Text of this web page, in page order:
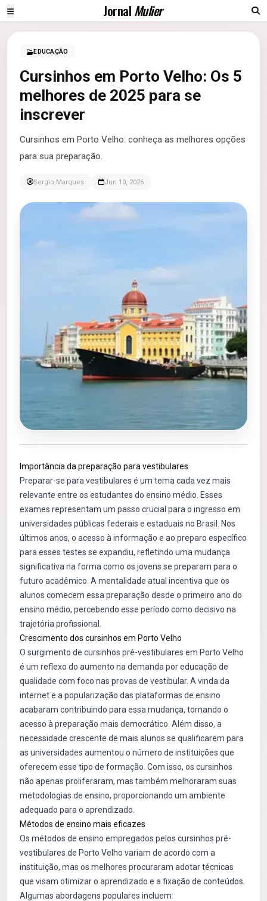
JornalMulier
EDUCAÇÃO
Cursinhos em Porto Velho: Os 5
melhores de 2025 para se
inscrever
Cursinhos em Porto Velho: conheça as melhores opções
para sua preparação.
Sergio Marques Jun 10, 2026
Importância da preparação para vestibulares
Preparar-se para vestibulares é um tema cada vez mais
relevante entre os estudantes do ensino médio. Esses
exames representam um passo crucial para o ingresso em
universidades públicas federais e estaduais no Brasil. Nos
últimos anos, o acesso à informação e ao preparo específico
para esses testes se expandiu, refletindo uma mudança
significativa na forma como os jovens se preparam para o
futuro acadêmico. A mentalidade atual incentiva que os
alunos comecem essa preparação desde o primeiro ano do
ensino médio, percebendo esse período como decisivo na
trajetória profissional.
Crescimento dos cursinhos em Porto Velho
O surgimento de cursinhos pré-vestibulares em Porto Velho
é um reflexo do aumento na demanda por educação de
qualidade com foco nas provas de vestibular. A vinda da
internet e a popularização das plataformas de ensino
acabaram contribuindo para essa mudança, tornando o
acesso à preparação mais democrático. Além disso, a
necessidade crescente de mais alunos se qualificarem para
as universidades aumentou o número de instituições que
oferecem esse tipo de formação. Com isso, os cursinhos
não apenas proliferaram, mas também melhoraram suas
metodologias de ensino, proporcionando um ambiente
adequado para o aprendizado.
Métodos de ensino mais eficazes
Os métodos de ensino empregados pelos cursinhos pré-
vestibulares de Porto Velho variam de acordo com a
instituição, mas os melhores procuraram adotar técnicas
que visam otimizar o aprendizado e a fixação de conteúdos.
Algumas abordagens populares incluem: